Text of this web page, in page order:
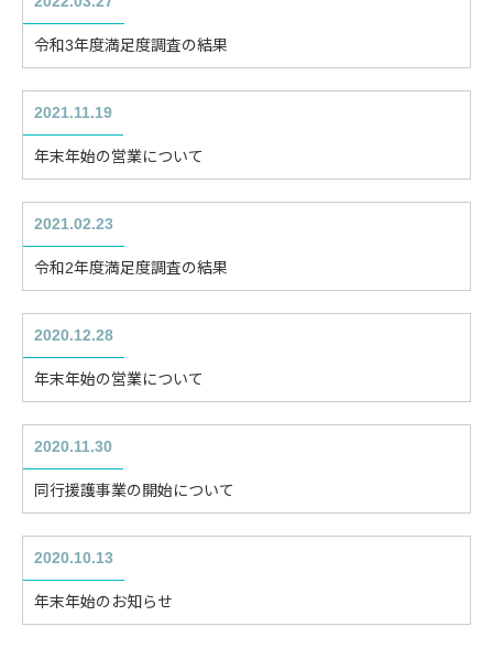
令和3年度満足度調査の結果
2021.11.19
年末年始の営業について
2021.02.23
令和2年度満足度調査の結果
2020.12.28
年末年始の営業について
2020.11.30
同行援護事業の開始について
2020.10.13
年末年始のお知らせ